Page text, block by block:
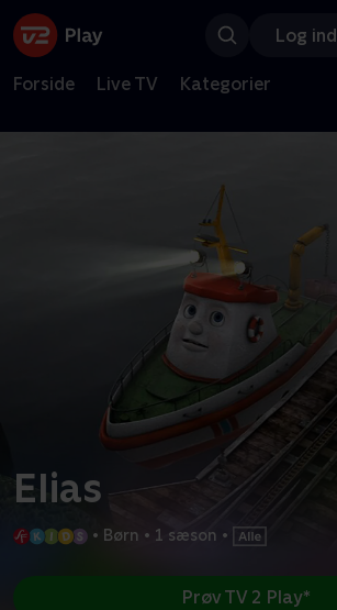
Log ind
Forside Live TV Kategorier
Elias
• Børn • 1 sæson •
Prøv TV 2 Play*